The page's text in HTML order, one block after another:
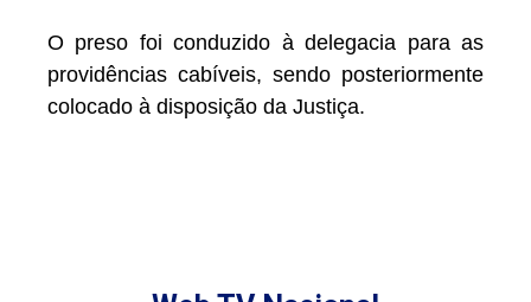
O preso foi conduzido à delegacia para as
providências cabíveis, sendo posteriormente
colocado à disposição da Justiça.